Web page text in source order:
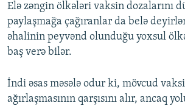
Elə zəngin ölkələri vaksin dozalarını
paylaşmağa çağıranlar da belə
əhalinin peyvənd olunduğu yoxsul
baş verə bilər.
İndi əsas məsələ odur ki, mövcud
ağırlaşmasının qarşısını alır, ancaq